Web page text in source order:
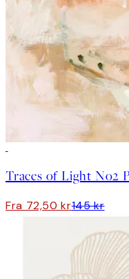
Traces of Light No2
Fra 72,50 kr145 kr